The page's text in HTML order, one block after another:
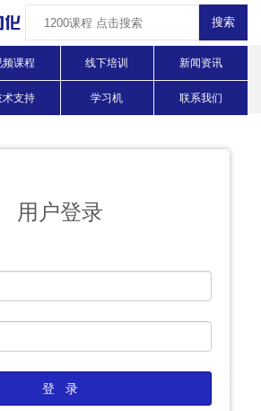
频课程 线下培训 新闻资讯
术支持 学习机 联系我们
用户登录
登 录